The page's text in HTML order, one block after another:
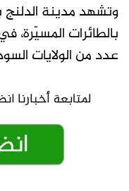
وتشهد مدينة الدلنج
بالطائرات
عدد من الولايات